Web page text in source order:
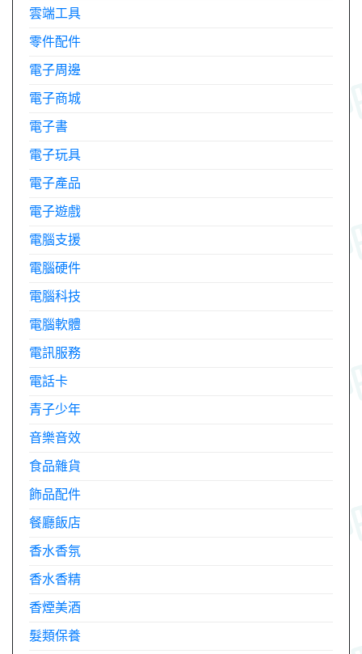
雲端工具
零件配件
電子周邊
電子商城
電子書
電子玩具
電子產品
電子遊戲
電腦支援
電腦硬件
電腦科技
電腦軟體
電訊服務
電話卡
青子少年
音樂音效
食品雜貨
飾品配件
餐廳飯店
香水香氛
香水香精
香煙美酒
髮類保養